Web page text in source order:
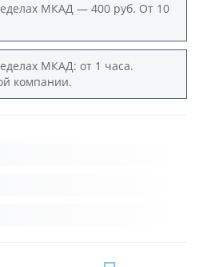
МКАД — 400 руб. От 10
МКАД: от 1 часа.
компании.